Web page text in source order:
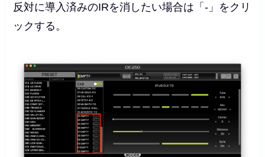
反対に導入済みのIRを消したい場合は「-」をクリ
ックする。